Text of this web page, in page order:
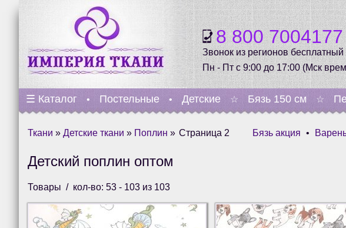
8 800 7004177
Звонок из регионов бесплатный
Пн - Пт с 9:00 до 17:00 (Мск
☰ Каталог • Постельные • Детские ☆ Бязь 150 см ☆
Бязь акция •
Ткани » Детские ткани » Поплин » Страница 2
Детский поплин оптом
Товары кол-во: 53 - 103 из 103